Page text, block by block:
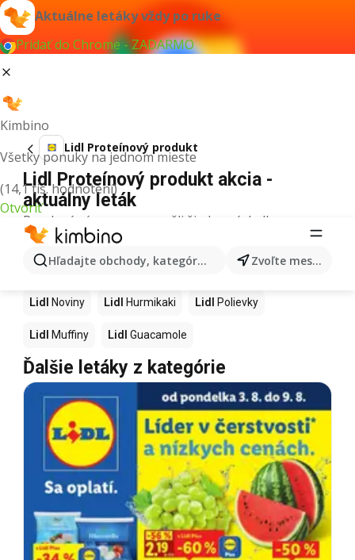
Aktuálne letáky vždy po ruke
Pridať do Chrome - ZADARMO
Kimbino
Všetky ponuky na jednom mieste
(14,1 tis. hodnotení)
Otvoriť
Hľadajte obchody, kategórie, produkty... Zvoľte mesto
Lidl Proteínový produkt
Lidl Proteínový produkt akcia -
aktuálny leták
Pre daný výraz sme nenašli žiadne výsledky.
Ďalšie produkty v obchodoch Lidl
Lidl Kapor Ashwagandha Nintendo Switch
Lidl Noviny Lidl Hurmikaki Lidl Polievky
Lidl Muffiny Lidl Guacamole
Ďalšie letáky z kategórie